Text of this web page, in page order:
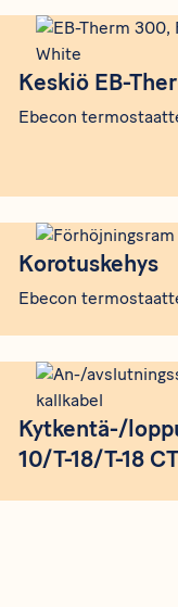
Keskiö EB-
Ebecon
Keskiö EB-Therm 300
Korotuskehys
Ebecon
Korotuskehys
Kytkentä-/
10/T-18/T-18
Kytkentä-/